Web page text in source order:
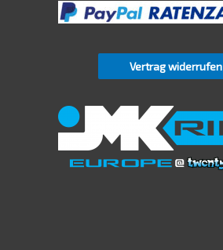
Vertrag widerrufen